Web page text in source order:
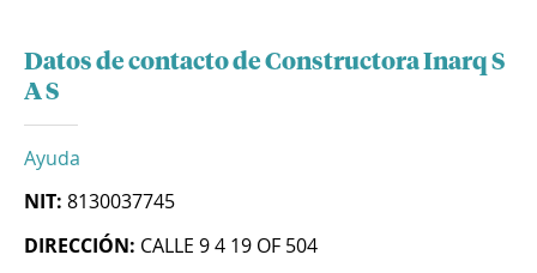
Datos de contacto de Constructora Inarq S
A S
Ayuda
NIT: 8130037745
DIRECCIÓN: CALLE 9 4 19 OF 504